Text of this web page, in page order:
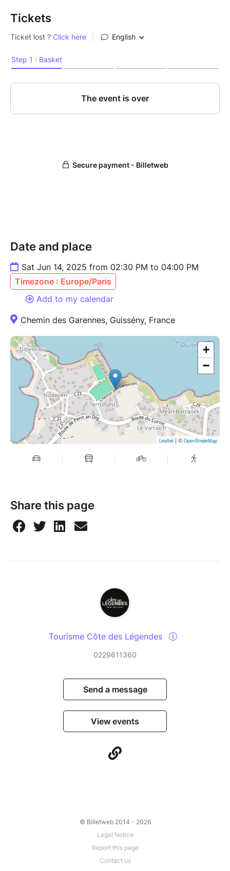
> Durée : 1h30
> Lieu de départ : point accueil du Déjeuner
Guissény, près de la nouvelle œuvre "La harpe
Tickets
Date and place
Sat Jun 14, 2025 from 02:30 PM to 04:00 PM
Timezone : Europe/Paris
Add to my calendar
Chemin des Garennes, Guissény, France
+
−
Leaflet | © OpenStreetMap
Share this page
Tourisme Côte des Légendes
0229611360
Send a message
View events
© Billetweb 2014 - 2026
Legal Notice
Report this page
Contact us